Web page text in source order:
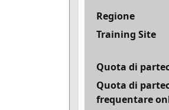
Regione
Training Site
Quota di
Quota di
frequentare